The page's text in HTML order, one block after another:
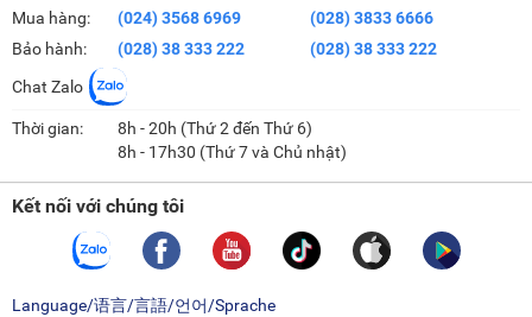
Mua hàng:
Bảo hành:
(024) 3568 6969
(028) 38 333 222
(028) 3833 6666
(028) 38 333 222
Chat Zalo
Thời gian:
8h - 20h (Thứ 2 đến Thứ 6)
8h - 17h30 (Thứ 7 và Chủ nhật)
Kết nối với chúng tôi
Language/语言/言語/언어/Sprache